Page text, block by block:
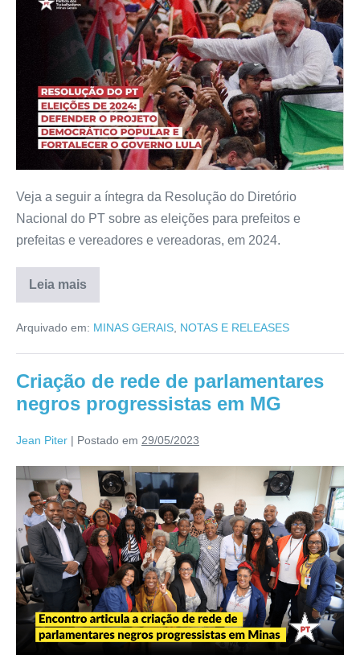
Veja a seguir a íntegra da Resolução do Diretório
Nacional do PT sobre as eleições para prefeitos e
prefeitas e vereadores e vereadoras, em 2024.
Leia mais
Arquivado em: MINAS GERAIS, NOTAS E RELEASES
Criação de rede de parlamentares
negros progressistas em MG
Jean Piter | Postado em 29/05/2023